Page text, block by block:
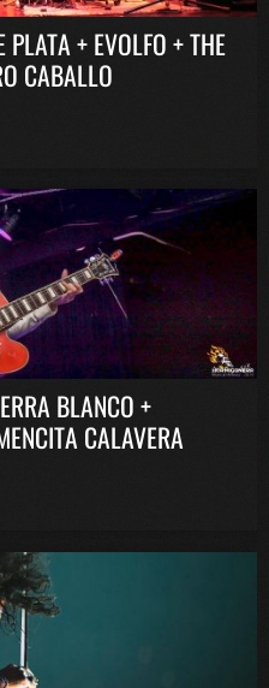
PLATA + EVOLFO + THE
CABALLO
BLANCO +
CALAVERA